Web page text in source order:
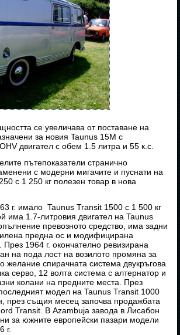
се увеличава от поставане на
за новия Taunus 15M с
двигател с обем 1.5 литра и 55 к.с.
пътепоказатели странично
с модерни мигачите и пуснати на
с 1 250 кг полезен товар в нова
г. имало Taunus Transit 1500 с 1 500 кг
има 1.7-литровия двигател на Taunus
превозното средство, има задни
предна ос и модифицирана
През 1964 г. окончателно ревизирана
на пода лост на возилото промяна за
желание спирачната система двукръгова
серво, 12 волта система с алтернатор и
колани на предните места. През
модел на Taunus Transit 1000
през същия месец започва продажбата
Transit. В Azambuja завода в Лисабон
за южните европейски пазари модели
г.